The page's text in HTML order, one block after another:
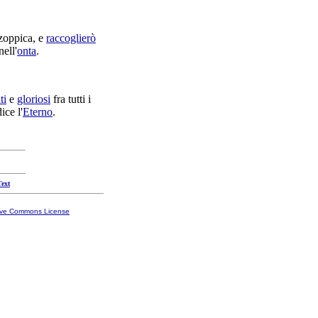
, e raccoglierò
onta.
e gloriosi fra tutti i
l'Eterno.
Commons License